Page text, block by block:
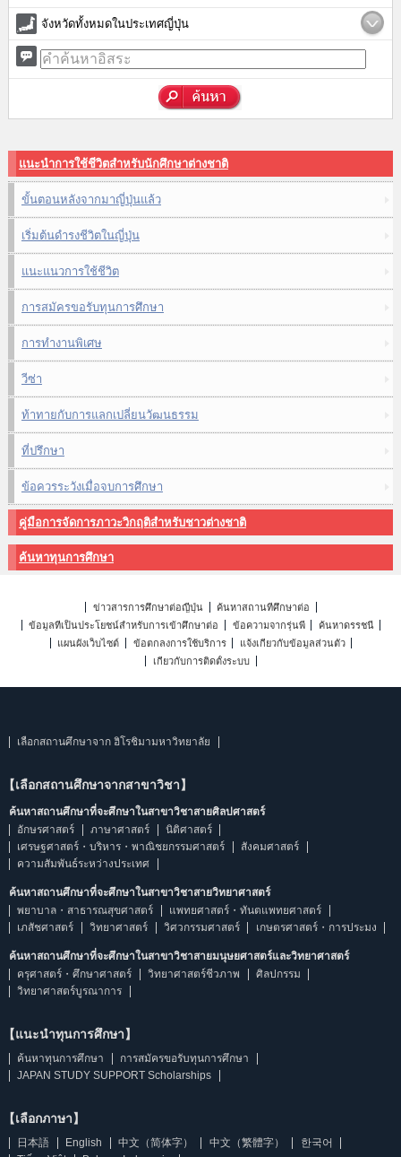
จังหวัดทั้งหมดในประเทศญี่ปุ่น
แนะนำการใช้ชีวิตสำหรับนักศึกษาต่างชาติ
ขั้นตอนหลังจากมาญี่ปุ่นแล้ว
เริ่มต้นดำรงชีวิตในญี่ปุ่น
แนะแนวการใช้ชีวิต
การสมัครขอรับทุนการศึกษา
การทำงานพิเศษ
วีซ่า
ท้าทายกับการแลกเปลี่ยนวัฒนธรรม
ที่ปรึกษา
ข้อควรระวังเมื่อจบการศึกษา
คู่มือการจัดการภาวะวิกฤติสำหรับชาวต่างชาติ
ค้นหาทุนการศึกษา
ข่าวสารการศึกษาต่อญี่ปุ่น
ค้นหาสถานที่ศึกษาต่อ
ข้อมูลที่เป็นประโยชน์สำหรับการเข้าศึกษาต่อ
ข้อความจากรุ่นพี่
ค้นหาดรรชนี
แผนผังเว็บไซต์
ข้อตกลงการใช้บริการ
แจ้งเกี่ยวกับข้อมูลส่วนตัว
เกี่ยวกับการติดตั้งระบบ
เลือกสถานศึกษาจาก ฮิโรชิมามหาวิทยาลัย
【เลือกสถานศึกษาจากสาขาวิชา】
ค้นหาสถานศึกษาที่จะศึกษาในสาขาวิชาสายศิลปศาสตร์
อักษรศาสตร์
ภาษาศาสตร์
นิติศาสตร์
เศรษฐศาสตร์・บริหาร・พาณิชยกรรมศาสตร์
สังคมศาสตร์
ความสัมพันธ์ระหว่างประเทศ
ค้นหาสถานศึกษาที่จะศึกษาในสาขาวิชาสายวิทยาศาสตร์
พยาบาล・สาธารณสุขศาสตร์
แพทยศาสตร์・ทันตแพทยศาสตร์
เภสัชศาสตร์
วิทยาศาสตร์ วิศวกรรมศาสตร์ เกษตรศาสตร์・การประมง
ค้นหาสถานศึกษาที่จะศึกษาในสาขาวิชาสายมนุษยศาสตร์และวิทยาศาสตร์
ครุศาสตร์・ศึกษาศาสตร์
วิทยาศาสตร์ชีวภาพ
ศิลปกรรม
วิทยาศาสตร์บูรณาการ
【แนะนำทุนการศึกษา】
ค้นหาทุนการศึกษา
การสมัครขอรับทุนการศึกษา
JAPAN STUDY SUPPORT Scholarships
【เลือกภาษา】
日本語 English 中文（简体字） 中文（繁體字）
한국어